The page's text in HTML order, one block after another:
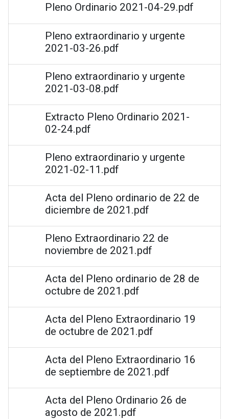
Pleno Ordinario 2021-04-29.pdf
Pleno extraordinario y urgente
2021-03-26.pdf
Pleno extraordinario y urgente
2021-03-08.pdf
Extracto Pleno Ordinario 2021-
02-24.pdf
Pleno extraordinario y urgente
2021-02-11.pdf
Acta del Pleno ordinario de 22 de
diciembre de 2021.pdf
Pleno Extraordinario 22 de
noviembre de 2021.pdf
Acta del Pleno ordinario de 28 de
octubre de 2021.pdf
Acta del Pleno Extraordinario 19
de octubre de 2021.pdf
Acta del Pleno Extraordinario 16
de septiembre de 2021.pdf
Acta del Pleno Ordinario 26 de
agosto de 2021.pdf